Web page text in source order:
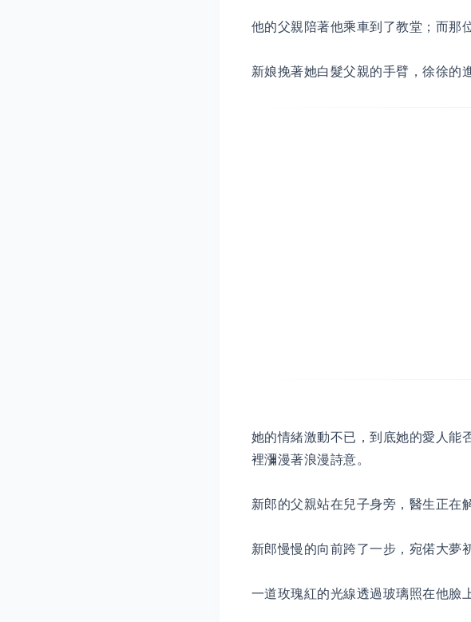
他的父親陪著他乘車到了教堂；而那
新娘挽著她白髮父親的手臂，徐徐的
她的情緒激動不已，到底她的愛人能
裡瀰漫著浪漫詩意。
新郎的父親站在兒子身旁，醫生正在
新郎慢慢的向前跨了一步，宛偌大夢
一道玫瑰紅的光線透過玻璃照在他臉